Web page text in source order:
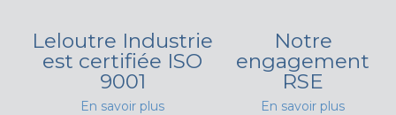
Leloutre Industrie
est certifiée ISO
9001
En savoir plus
Notre
engagement
RSE
En savoir plus